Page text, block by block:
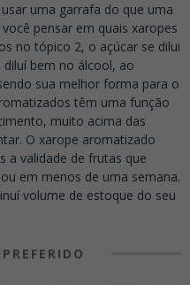
uma garrafa do que uma
pensar em quais xaropes
no tópico 2, o açúcar se dilui
bem no álcool, ao
sua melhor forma para o
têm uma função
muito acima das
O xarope aromatizado
a validade de frutas que
em menos de uma semana.
volume de estoque do seu